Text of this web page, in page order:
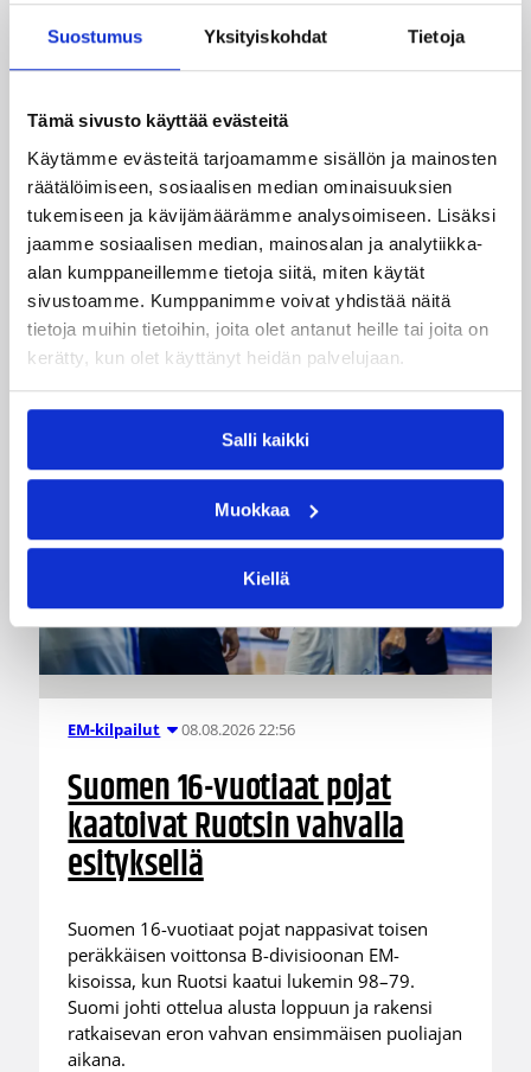
Suostumus Yksityiskohdat Tietoja
Tämä sivusto käyttää evästeitä
Käytämme evästeitä tarjoamamme sisällön ja mainosten
räätälöimiseen, sosiaalisen median ominaisuuksien
tukemiseen ja kävijämäärämme analysoimiseen. Lisäksi
jaamme sosiaalisen median, mainosalan ja analytiikka-
alan kumppaneillemme tietoja siitä, miten käytät
sivustoamme. Kumppanimme voivat yhdistää näitä
tietoja muihin tietoihin, joita olet antanut heille tai joita on
kerätty, kun olet käyttänyt heidän palvelujaan.
Salli kaikki
Muokkaa
Kiellä
Suomea edustavat 3×3-
-urakkansa Kööpenhaminassa
Naisten joukkue nappasi avauspäivänä kaksi
voittoa neljästä ottelustaan, kun taas miesten
joukkue haastoi vastustajiaan tiukoissa
kamppailuissa, mutta jäi tällä kertaa ilman
voittoja.
EM-kilpailut 08.08.2026 22:56
Suomen 16-vuotiaat pojat
kaatoivat Ruotsin vahvalla
esityksellä
Suomen 16-vuotiaat pojat nappasivat toisen
peräkkäisen voittonsa B-divisioonan EM-
kisoissa, kun Ruotsi kaatui lukemin 98–79.
Suomi johti ottelua alusta loppuun ja rakensi
ratkaisevan eron vahvan ensimmäisen puoliajan
aikana.